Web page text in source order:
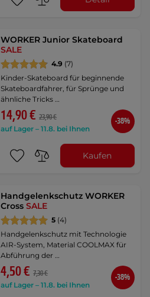
WORKER Junior Skateboard
SALE
4.9 (7)
Kinder-Skateboard für beginnende
Skateboardfahrer, für Sprünge und
ähnliche Tricks …
14,90 € 23,90 €
auf Lager – 11.8. bei Ihnen
-38%
Kaufen
Handgelenkschutz WORKER
CrossSALE
5 (4)
Handgelenkschutz mit Technologie
AIR-System, Material COOLMAX für
Abführung der …
4,50 € 7,30 €
auf Lager – 11.8. bei Ihnen
-38%